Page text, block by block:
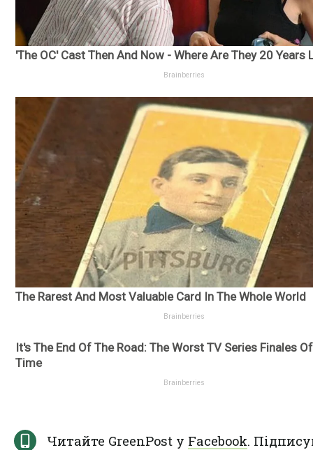
Читайте GreenPost у Facebook.